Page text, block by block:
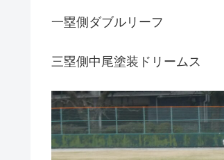
一塁側ダブルリーフ
三塁側中尾塗装ドリームス